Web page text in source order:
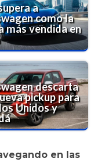
a
como la
más vendida en
descarta
pickup para
Unidos y
en las